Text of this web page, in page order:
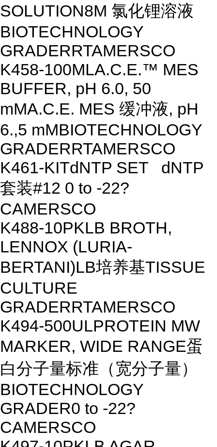
SOLUTION8M 氯化锂溶液
BIOTECHNOLOGY
GRADERRTAMERSCO
K458-100MLA.C.E.™ MES
BUFFER, pH 6.0, 50
mMA.C.E. MES 缓冲液, pH
6.,5 mMBIOTECHNOLOGY
GRADERRTAMERSCO
K461-KITdNTP SET dNTP
套装#12 0 to -22?
CAMERSCO
K488-10PKLB BROTH,
LENNOX (LURIA-
BERTANI)LB培养基TISSUE
CULTURE
GRADERRTAMERSCO
K494-500ULPROTEIN MW
MARKER, WIDE RANGE蛋
白分子量标准（宽分子量）
BIOTECHNOLOGY
GRADER0 to -22?
CAMERSCO